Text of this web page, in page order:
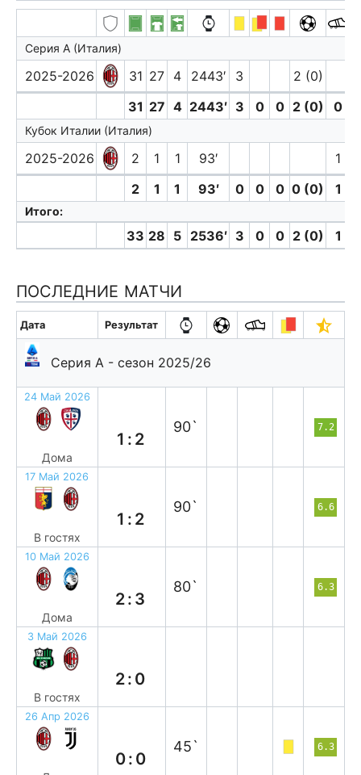
Серия А (Италия)
2025-2026 31 27 4 2443′ 3 2 (0)
31 27 4 2443′ 3 0 0 2 (0) 0
Кубок Италии (Италия)
2025-2026 2 1 1 93′
1
2
1 1 93′ 0 0 0 0 (0) 1
Итого:
33 28 5 2536′ 3 0 0 2 (0) 1
ПОСЛЕДНИЕ МАТЧИ
Дата Результат
Серия А - сезон 2025/26
24 Май 2026
Дома
1:2
90` 7.2
17 Май 2026
В гостях
1:2
90` 6.6
10 Май 2026
Дома
2:3
80` 6.3
3 Май 2026
В гостях
2:0
26 Апр 2026
0:0
45` 6.3